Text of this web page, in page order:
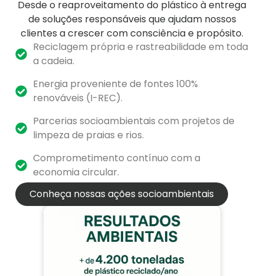
Desde o reaproveitamento do plástico à entrega
de soluções responsáveis que ajudam nossos
clientes a crescer com consciência e propósito.
Reciclagem própria e rastreabilidade em toda
a cadeia.
Energia proveniente de fontes 100%
renováveis (I-REC).
Parcerias socioambientais com projetos de
limpeza de praias e rios.
Comprometimento contínuo com a
economia circular.
Conheça nossas ações socioambientais